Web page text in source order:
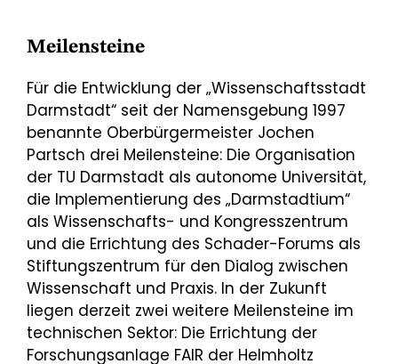
Meilensteine
Für die Entwicklung der „Wissenschaftsstadt
Darmstadt“ seit der Namensgebung 1997
benannte Oberbürgermeister Jochen
Partsch drei Meilensteine: Die Organisation
der TU Darmstadt als autonome Universität,
die Implementierung des „Darmstadtium“
als Wissenschafts- und Kongresszentrum
und die Errichtung des Schader-Forums als
Stiftungszentrum für den Dialog zwischen
Wissenschaft und Praxis. In der Zukunft
liegen derzeit zwei weitere Meilensteine im
technischen Sektor: Die Errichtung der
Forschungsanlage FAIR der Helmholtz